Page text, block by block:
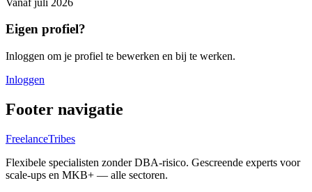
Eigen profiel?
Inloggen om je profiel te bewerken en bij te werken.
Inloggen
Footer navigatie
FreelanceTribes
Flexibele specialisten zonder DBA-risico. Gescreende experts voor
scale-ups en MKB+ — alle sectoren.